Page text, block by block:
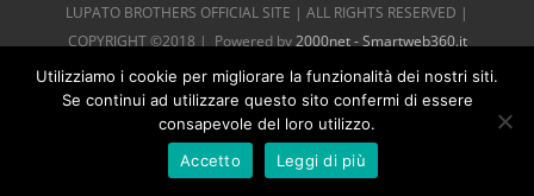
LUPATO BROTHERS OFFICIAL SITE | ALL RIGHTS RESERVED |
COPYRIGHT ©2018 | Powered by2000net - Smartweb360.it
Utilizziamo i cookie per migliorare la funzionalità dei nostri siti.
Se continui ad utilizzare questo sito confermi di essere
consapevole del loro utilizzo.
Accetto
Leggi di più